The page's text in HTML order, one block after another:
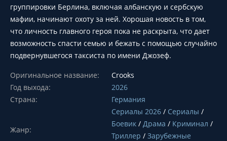
группировки Берлина, включая албанскую и сербскую
мафии, начинают охоту за ней. Хорошая новость в том,
что личность главного героя пока не раскрыта, что дает
возможность спасти семью и бежать с помощью случайно
подвернувшегося таксиста по имени Джозеф.
Оригинальное название:
Crooks
Год выхода:
2026
Страна:
Германия
Жанр:
Сериалы 2026 / Сериалы /
Боевик / Драма / Криминал /
Триллер / Зарубежные